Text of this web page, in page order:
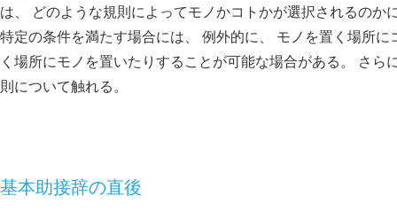
は、 どのような規則によってモノかコトかが選択されるのか
特定の条件を満たす場合には、 例外的に、 モノを置く場所
く場所にモノを置いたりすることが可能な場合がある。 さら
則について触れる。
基本助接辞の直後